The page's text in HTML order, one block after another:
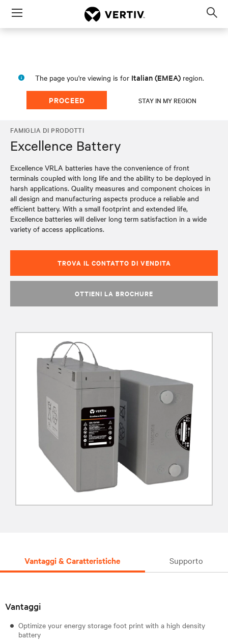
Menu
The page you're viewing is for Italian (EMEA) region.
PROCEED STAY IN MY REGION
FAMIGLIA DI PRODOTTI
Excellence Battery
Excellence VRLA batteries have the convenience of front
terminals coupled with long life and the ability to be deployed in
harsh applications. Quality measures and component choices in
all design and manufacturing aspects produce a reliable and
efficient battery. With a small footprint and extended life,
Excellence batteries will deliver long term satisfaction in a wide
variety of access applications.
TROVA IL CONTATTO DI VENDITA
OTTIENI LA BROCHURE
Vantaggi & Caratteristiche Supporto
Vantaggi
Optimize your energy storage foot print with a high density
battery